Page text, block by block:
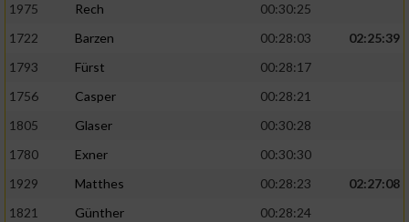
1975
Rech
00:30:25
1722
Barzen 00:28:03
02:25:39
1793
Fürst
00:28:17
1756
Casper
00:28:21
1805
Glaser
00:30:28
1780
Exner
00:30:30
1929
Matthes 00:28:23
02:27:08
1821
Günther
00:28:24